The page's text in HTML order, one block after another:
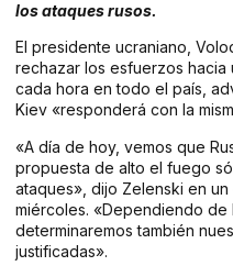
los ataques rusos.
El presidente ucraniano,
rechazar los esfuerzos
cada hora en todo el país,
Kiev «responderá con la
«A día de hoy, vemos que
propuesta de alto el fuego
ataques», dijo Zelenski en
miércoles. «Dependiendo de
determinaremos también
justificadas».